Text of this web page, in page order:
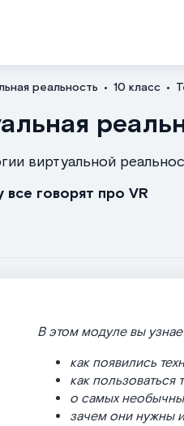
реальность 10 класс
виртуальной
все говорят про VR
В этом модуле вы
как появились
как пользоваться
о самых
зачем они нужны